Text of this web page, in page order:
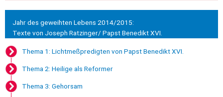
Jahr des geweihten Lebens 2014/2015:
Texte von Joseph Ratzinger/ Papst Benedikt XVI.
Thema 1: Lichtmeßpredigten von Papst Benedikt XVI.
Thema 2: Heilige als Reformer
Thema 3: Gehorsam